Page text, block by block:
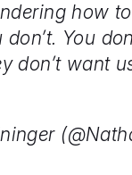
how
You
don’t want